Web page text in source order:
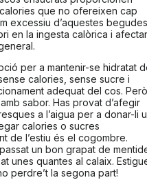
que no ofereixen cap
excessiu d’aquestes begudes
en la ingesta calòrica i afectar
per a mantenir-se hidratat
calories, sense sucre i
adequat del cos.
sabor. Has provat d’afegir
a l’aigua per a donar-li
calories o sucres
de l’estiu és el cogombre.
un bon grapat de
unes quantes al calaix.
perdre’t la segona part!